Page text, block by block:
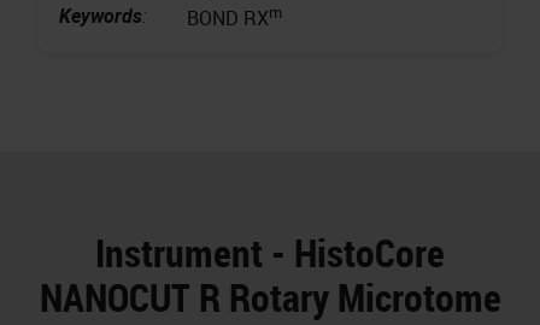
Keywords: BOND RXm
Instrument - HistoCore
NANOCUT R Rotary Microtome